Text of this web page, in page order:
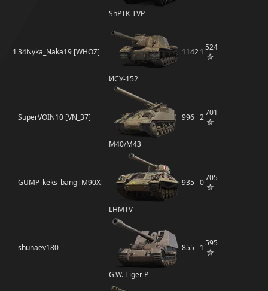
ShPTK-TVP
1 34Nyka_Naka19 [WHOZ]
ИСУ-152
11421 524
SuperVOIN10 [VN_37]
M40/M43
996 2701
GUMP_keks_bang [M90X]
LHMTV
935 0705
shunaev180
G.W. Tiger P
855 1 595